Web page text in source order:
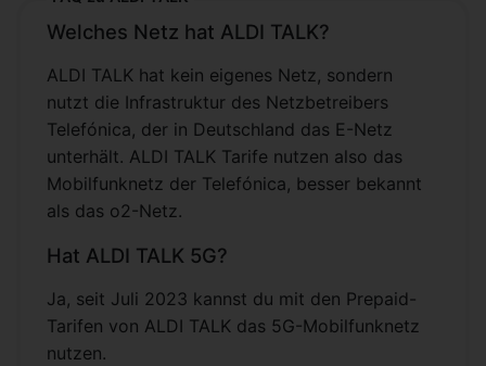
Welches Netz hat ALDI TALK?
ALDI TALK hat kein eigenes Netz, sondern
nutzt die Infrastruktur des Netzbetreibers
Telefónica, der in Deutschland das E-Netz
unterhält. ALDI TALK Tarife nutzen also das
Mobilfunknetz der Telefónica, besser bekannt
als das o2-Netz.
Hat ALDI TALK 5G?
Ja, seit Juli 2023 kannst du mit den Prepaid-
Tarifen von ALDI TALK das 5G-Mobilfunknetz
nutzen.